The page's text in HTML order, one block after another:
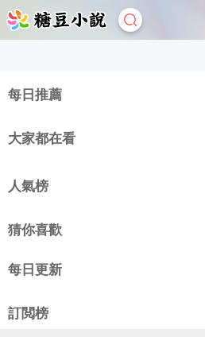
每日推薦
大家都在看
人氣榜
猜你喜歡
每日更新
訂閲榜